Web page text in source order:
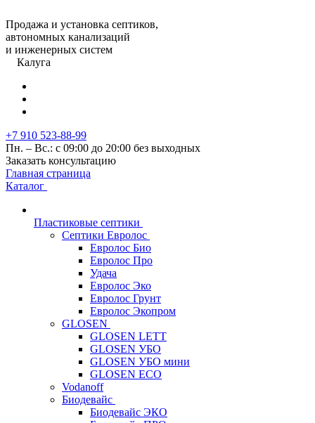
Продажа и установка септиков,
автономных канализаций
и инженерных систем
Калуга
+7 910 523-88-99
Пн. – Вс.: с 09:00 до 20:00 без выходных
Заказать консультацию
Главная страница
Каталог
Пластиковые септики
Септики Евролос
Евролос Био
Евролос Про
Удача
Евролос Эко
Евролос Грунт
Евролос Экопром
GLOSEN
GLOSEN LETT
GLOSEN УБО
GLOSEN УБО мини
GLOSEN ECO
Vodanoff
Биодевайс
Биодевайс ЭКО